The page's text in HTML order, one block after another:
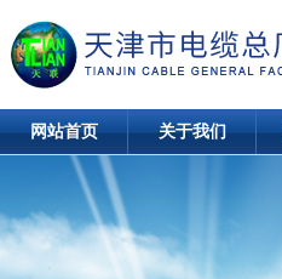
网站首页 关于我们